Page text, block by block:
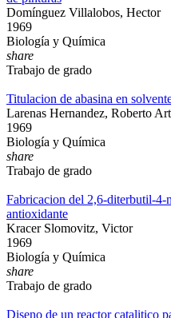
Domínguez Villalobos, Hector
1969
Biología y Química
share
Trabajo de grado
Titulacion de abasina en
Larenas Hernandez, Roberto
1969
Biología y Química
share
Trabajo de grado
Fabricacion del 2,6-diterbutil-4-
antioxidante
Kracer Slomovitz, Victor
1969
Biología y Química
share
Trabajo de grado
Diseno de un reactor catalitico